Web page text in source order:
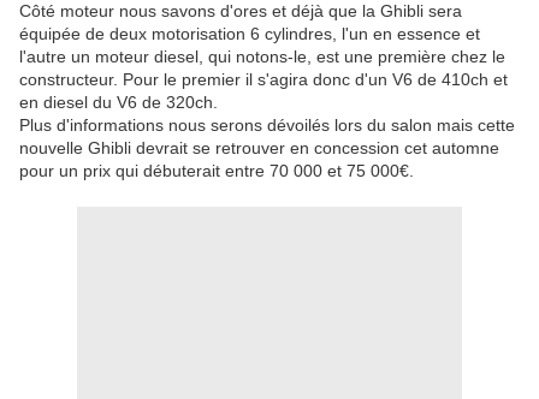
Côté moteur nous savons d'ores et déjà que la Ghibli sera
équipée de deux motorisation 6 cylindres, l'un en essence et
l'autre un moteur diesel, qui notons-le, est une première chez le
constructeur. Pour le premier il s'agira donc d'un V6 de 410ch et
en diesel du V6 de 320ch.
Plus d'informations nous serons dévoilés lors du salon mais cette
nouvelle Ghibli devrait se retrouver en concession cet automne
pour un prix qui débuterait entre 70 000 et 75 000€.